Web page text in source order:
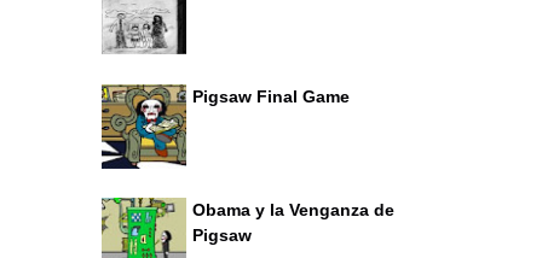
Pigsaw Final Game
Obama y la Venganza de
Pigsaw